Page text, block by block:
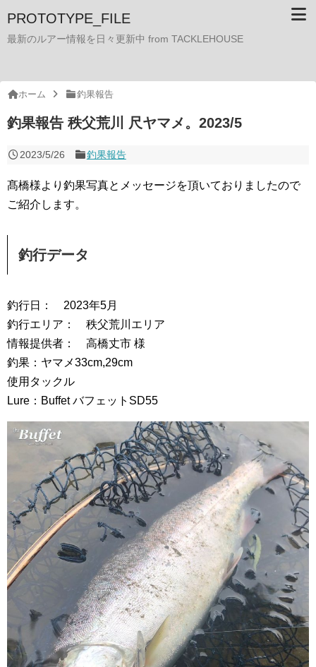
PROTOTYPE_FILE
最新のルアー情報を日々更新中 from TACKLEHOUSE
ホーム 釣果報告
釣果報告 秩父荒川 尺ヤマメ。2023/5
2023/5/26 釣果報告
髙橋様より釣果写真とメッセージを頂いておりましたので
ご紹介します。
釣行データ
釣行日： 2023年5月
釣行エリア： 秩父荒川エリア
情報提供者： 高橋丈市 様
釣果：ヤマメ33cm,29cm
使用タックル
Lure：Buffet バフェットSD55